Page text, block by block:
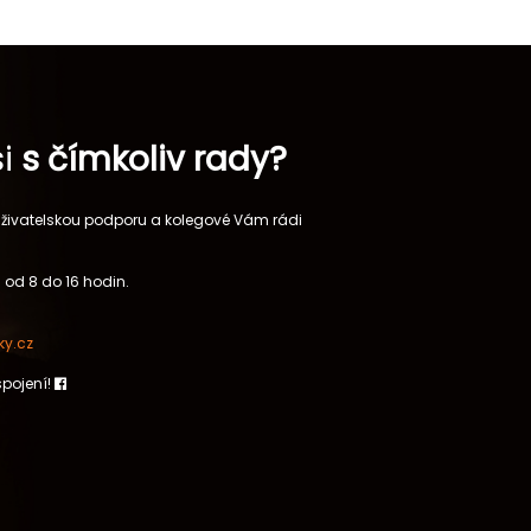
s čímkoliv rady?
podporu a kolegové Vám rádi
8 do 16 hodin.